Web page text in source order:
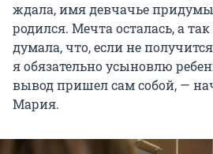
ждала, имя девчачье
родился. Мечта осталась, а
думала, что, если не
я обязательно усыновлю
вывод пришел сам собой, —
Мария.